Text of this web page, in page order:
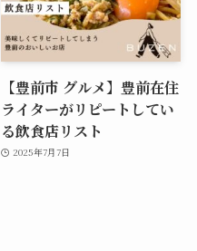
【豊前市 グルメ】豊前在住
ライターがリピートしてい
る飲食店リスト
2025年7月7日